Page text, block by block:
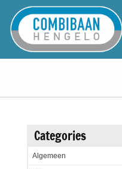
Categories
Algemeen